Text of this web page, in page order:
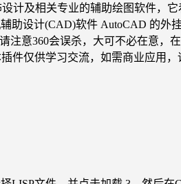
计及相关专业的辅助绘图软件，
助设计(CAD)软件 AutoCAD 的外
注意360会误杀，大可不必在意
插件仅供学习交流，如需商业应用